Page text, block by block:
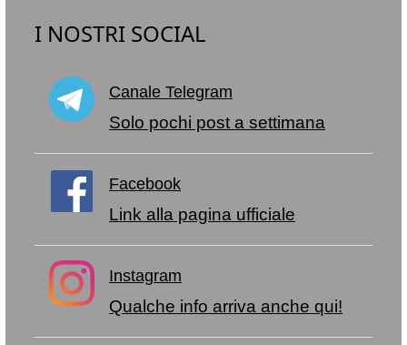
I NOSTRI SOCIAL
Canale Telegram
Solo pochi post a settimana
Facebook
Link alla pagina ufficiale
Instagram
Qualche info arriva anche qui!